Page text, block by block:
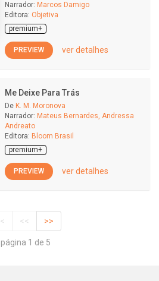
Narrador: Marcos Damigo
Editora: Objetiva
premium+
PREVIEW ver detalhes
Me Deixe Para Trás
De K. M. Moronova
Narrador: Mateus Bernardes, Andressa
Andreato
Editora: Bloom Brasil
premium+
PREVIEW ver detalhes
|< << >>
página 1 de 5